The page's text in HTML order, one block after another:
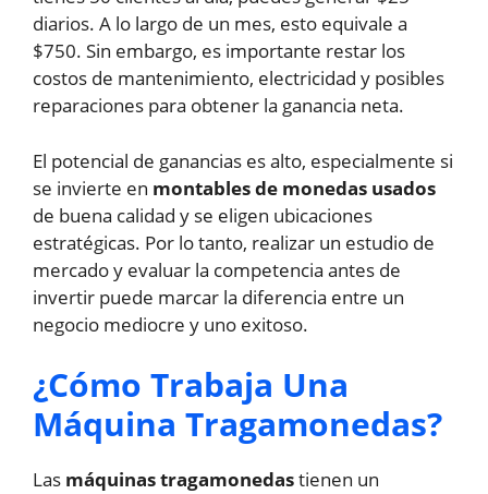
diarios. A lo largo de un mes, esto equivale a
$750. Sin embargo, es importante restar los
costos de mantenimiento, electricidad y posibles
reparaciones para obtener la ganancia neta.
El potencial de ganancias es alto, especialmente si
se invierte en montables de monedas usados
de buena calidad y se eligen ubicaciones
estratégicas. Por lo tanto, realizar un estudio de
mercado y evaluar la competencia antes de
invertir puede marcar la diferencia entre un
negocio mediocre y uno exitoso.
¿Cómo Trabaja Una
Máquina Tragamonedas?
Las máquinas tragamonedastienen un